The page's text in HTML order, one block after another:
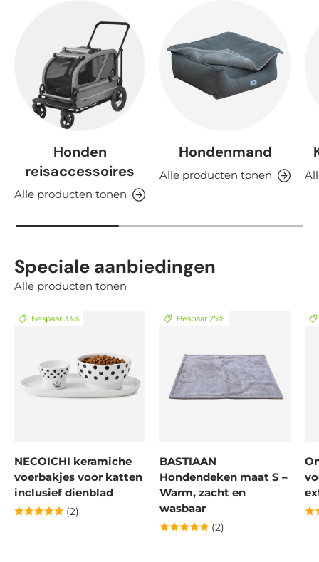
Honden
reisaccessoires
Alle producten tonen
Hondenmand
Alle producten tonen
Speciale aanbiedingen
Alle producten tonen
Bespaar 33%
NECOICHI keramiche
voerbakjes voor katten
inclusief dienblad
(2)
Bespaar 25%
BASTIAAN
Hondendeken maat S –
Warm, zacht en
wasbaar
(2)